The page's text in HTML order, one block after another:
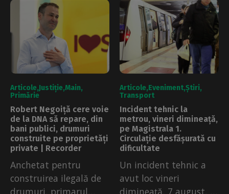
Articole Justiție Main
Primărie
Robert Negoiță cere voie
de la DNA să repare, din
bani publici, drumuri
construite pe proprietăți
private | Recorder
Anchetat pentru
construirea ilegală de
drumuri, primarul
Articole Eveniment Știri
Transport
Incident tehnic la
metrou, vineri dimineață,
pe Magistrala 1.
Circulație desfășurată cu
dificultate
Un incident tehnic a
avut loc vineri
dimineață, 7 august, la